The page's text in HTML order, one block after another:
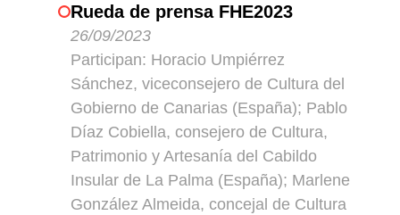
Rueda de prensa FHE2023
26/09/2023
Participan: Horacio Umpiérrez
Sánchez, viceconsejero de Cultura del
Gobierno de Canarias (España); Pablo
Díaz Cobiella, consejero de Cultura,
Patrimonio y Artesanía del Cabildo
Insular de La Palma (España); Marlene
González Almeida, concejal de Cultura